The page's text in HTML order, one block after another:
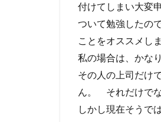
付けてしまい大変
ついて勉強したの
ことをオススメしま
私の場合は、かな
その人の上司だけ
ん。 それだけでな
しかし現在そうで